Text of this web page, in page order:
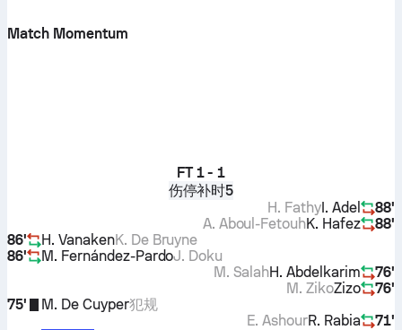
Match Momentum
FT 1 - 1
伤停补时5
88'
I. Adel
H. Fathy
88'
K. Hafez
A. Aboul-Fetouh
86'
H. VanakenK. De Bruyne
86'
M. Fernández-PardoJ. Doku
76'
H. Abdelkarim
M. Salah
76'
Zizo
M. Ziko
75'
M. De Cuyper犯规
71'
R. Rabia
E. Ashour